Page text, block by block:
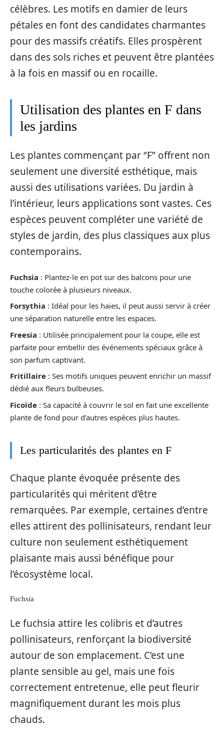
célèbres. Les motifs en damier de leurs
pétales en font des candidates charmantes
pour des massifs créatifs. Elles prospèrent
dans des sols riches et peuvent être plantées
à la fois en massif ou en rocaille.
Utilisation des plantes en F dans
les jardins
Les plantes commençant par “F” offrent non
seulement une diversité esthétique, mais
aussi des utilisations variées. Du jardin à
l’intérieur, leurs applications sont vastes. Ces
espèces peuvent compléter une variété de
styles de jardin, des plus classiques aux plus
contemporains.
Fuchsia : Plantez-le en pot sur des balcons pour une
touche colorée à plusieurs niveaux.
Forsythia : Idéal pour les haies, il peut aussi servir à créer
une séparation naturelle entre les espaces.
Freesia : Utilisée principalement pour la coupe, elle est
parfaite pour embellir des événements spéciaux grâce à
son parfum captivant.
Fritillaire : Ses motifs uniques peuvent enrichir un massif
dédié aux fleurs bulbeuses.
Ficoïde : Sa capacité à couvrir le sol en fait une excellente
plante de fond pour d’autres espèces plus hautes.
Les particularités des plantes en F
Chaque plante évoquée présente des
particularités qui méritent d’être
remarquées. Par exemple, certaines d’entre
elles attirent des pollinisateurs, rendant leur
culture non seulement esthétiquement
plaisante mais aussi bénéfique pour
l’écosystème local.
Fuchsia
Le fuchsia attire les colibris et d’autres
pollinisateurs, renforçant la biodiversité
autour de son emplacement. C’est une
plante sensible au gel, mais une fois
correctement entretenue, elle peut fleurir
magnifiquement durant les mois plus
chauds.